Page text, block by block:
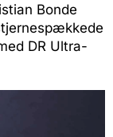
Bonde
DR Ultra-